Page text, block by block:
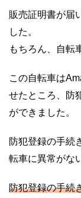
販売証明書が届
した。
もちろん、自転
この自転車は
せたところ、防
ができました。
防犯登録の手続
転車に異常がな
防犯登録の手続